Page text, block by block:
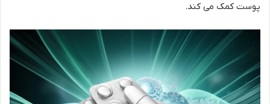
پوست کمک می کند.